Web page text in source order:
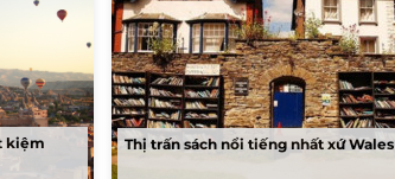
kiệm Thị trấn sách nổi tiếng nhất xứ Wales